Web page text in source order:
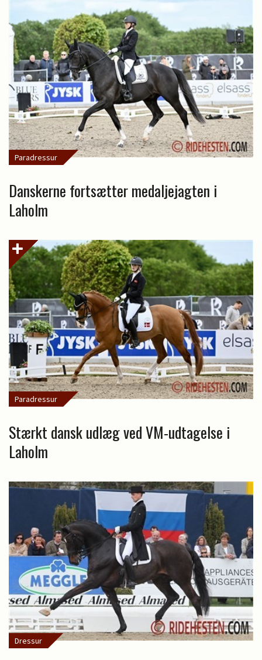
Paradressur
Danskerne fortsætter medaljejagten i
Laholm
Paradressur
Stærkt dansk udlæg ved VM-udtagelse i
Laholm
Dressur